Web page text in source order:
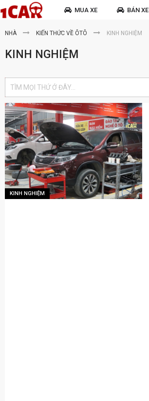
MUA XE BÁN XE
NHÀ KIẾN THỨC VỀ ÔTÔ KINH NGHIỆM
KINH NGHIỆM
KINH NGHIỆM